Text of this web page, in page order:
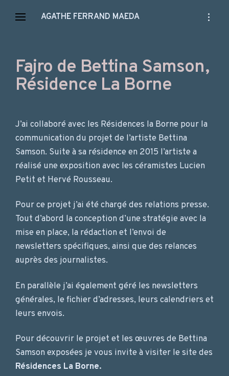
AGATHE FERRAND MAEDA
open
Fajro de Bettina Samson,
Résidence La Borne
J’ai collaboré avec les Résidences la Borne pour la
communication du projet de l’artiste Bettina
Samson. Suite à sa résidence en 2015 l’artiste a
réalisé une exposition avec les céramistes Lucien
Petit et Hervé Rousseau.
Pour ce projet j’ai été chargé des relations presse.
Tout d’abord la conception d’une stratégie avec la
mise en place, la rédaction et l’envoi de
newsletters spécifiques, ainsi que des relances
auprès des journalistes.
En parallèle j’ai également géré les newsletters
générales, le fichier d’adresses, leurs calendriers et
leurs envois.
Pour découvrir le projet et les œuvres de Bettina
Samson exposées je vous invite à visiter le site des
Résidences La Borne.